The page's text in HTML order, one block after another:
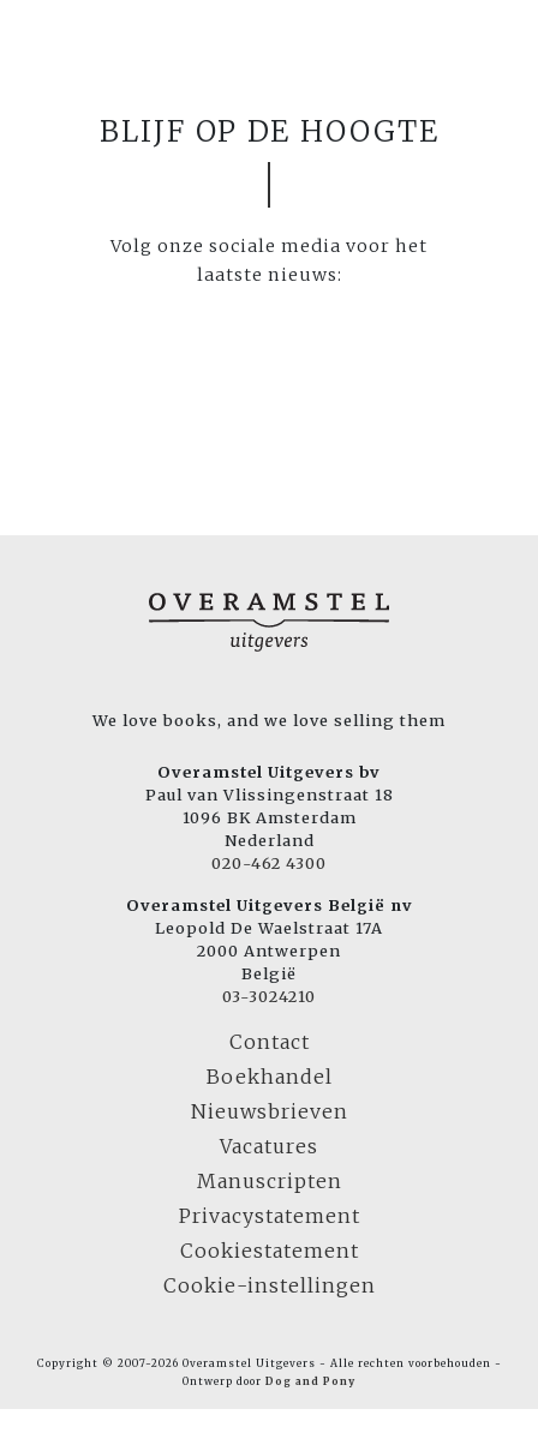
BLIJF OP DE HOOGTE
Volg onze sociale media voor het
laatste nieuws:
We love books, and we love selling them
Overamstel Uitgevers bv
Paul van Vlissingenstraat 18
1096 BK Amsterdam
Nederland
020-462 4300
Overamstel Uitgevers België nv
Leopold De Waelstraat 17A
2000 Antwerpen
België
03-3024210
Contact
Boekhandel
Nieuwsbrieven
Vacatures
Manuscripten
Privacystatement
Cookiestatement
Cookie-instellingen
Copyright © 2007-2026 Overamstel Uitgevers - Alle rechten voorbehouden -
Ontwerp door Dog and Pony